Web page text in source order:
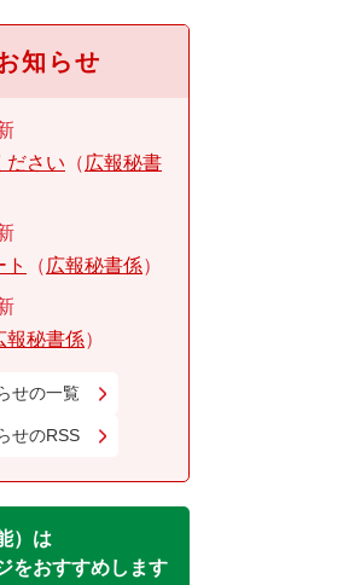
知らせ
ださい
広報秘書
広報秘書係
報秘書係
せの一覧
せのRSS
）は
をおすすめします